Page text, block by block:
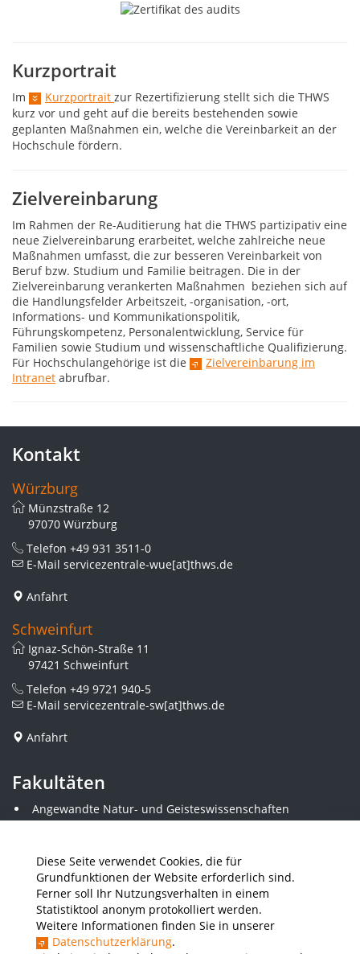
Diese Seite verwendet Cookies, die für
Grundfunktionen der Website erforderlich sind.
Ferner soll Ihr Nutzungsverhalten in einem
Statistiktool anonym protokolliert werden.
Weitere Informationen finden Sie in unserer
Datenschutzerklärung.
Kurzportrait
Im Kurzportrait zur Rezertifizierung stellt sich die THWS
kurz vor und geht auf die bereits bestehenden sowie
geplanten Maßnahmen ein, welche die Vereinbarkeit an der
Hochschule fördern.
Zielvereinbarung
Im Rahmen der Re-Auditierung hat die THWS partizipativ eine
neue Zielvereinbarung erarbeitet, welche zahlreiche neue
Maßnahmen umfasst, die zur besseren Vereinbarkeit von
Beruf bzw. Studium und Familie beitragen. Die in der
Zielvereinbarung verankerten Maßnahmen beziehen sich auf
die Handlungsfelder Arbeitszeit, -organisation, -ort,
Informations- und Kommunikationspolitik,
Führungskompetenz, Personalentwicklung, Service für
Familien sowie Studium und wissenschaftliche Qualifizierung.
Für Hochschulangehörige ist die
Zielvereinbarung im
Intranet abrufbar.
Kontakt
Würzburg
Münzstraße 12
97070 Würzburg
Telefon +49 931 3511-0
E-Mail servicezentrale-wue[at]thws.de
Anfahrt
Schweinfurt
Ignaz-Schön-Straße 11
97421 Schweinfurt
Telefon +49 9721 940-5
E-Mail servicezentrale-sw[at]thws.de
Anfahrt
Fakultäten
Angewandte Natur- und Geisteswissenschaften
Angewandte Sozialwissenschaften
Elektrotechnik
Gestaltung
Informatik und Wirtschaftsinformatik
Kunststofftechnik und Vermessung
Maschinenbau
Wirtschaftsingenieurwesen